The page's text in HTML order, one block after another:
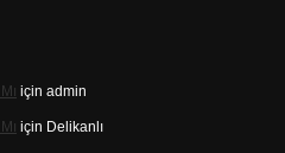
için admin
için Delikanlı